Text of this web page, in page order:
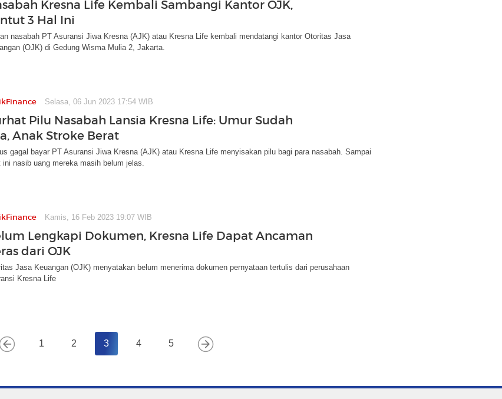
Kresna Life Kembali Sambangi Kantor OJK,
3 Hal Ini
nasabah PT Asuransi Jiwa Kresna (AJK) atau Kresna Life kembali mendatangi kantor Otoritas Jasa
(OJK) di Gedung Wisma Mulia 2, Jakarta.
Selasa, 06 Jun 2023 17:54 WIB
Pilu Nasabah Lansia Kresna Life: Umur Sudah
Anak Stroke Berat
gagal bayar PT Asuransi Jiwa Kresna (AJK) atau Kresna Life menyisakan pilu bagi para nasabah. Sampai
ini nasib uang mereka masih belum jelas.
Kamis, 16 Feb 2023 19:07 WIB
Lengkapi Dokumen, Kresna Life Dapat Ancaman
dari OJK
Jasa Keuangan (OJK) menyatakan belum menerima dokumen pernyataan tertulis dari perusahaan
Kresna Life
1 2 3 4 5